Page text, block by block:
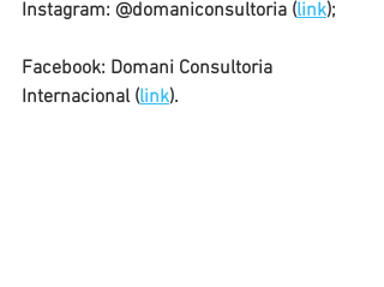
Instagram: @domaniconsultoria (link);
Facebook: Domani Consultoria
Internacional (link).